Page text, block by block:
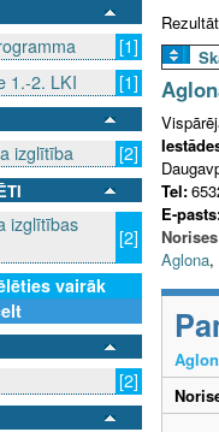
[1]
1.-2. LKI
[1]
izglītība [2]
izglītības
[2]
vairāk
[2]
Tel:
E-
Aglona,